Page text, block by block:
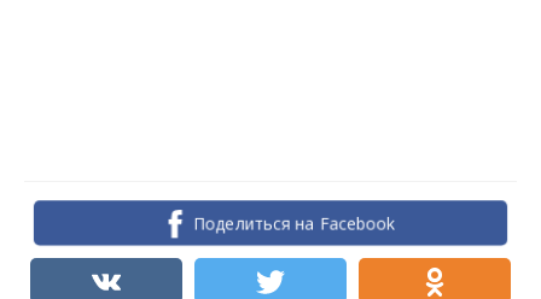
Поделиться на Facebook